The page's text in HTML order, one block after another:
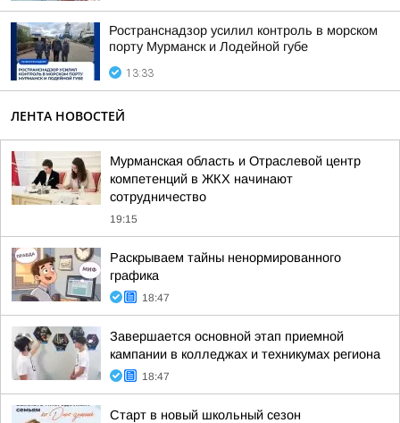
Ространснадзор усилил контроль в морском
порту Мурманск и Лодейной губе
13:33
ЛЕНТА НОВОСТЕЙ
Мурманская область и Отраслевой центр
компетенций в ЖКХ начинают
сотрудничество
19:15
Раскрываем тайны ненормированного
графика
18:47
Завершается основной этап приемной
кампании в колледжах и техникумах региона
18:47
Старт в новый школьный сезон